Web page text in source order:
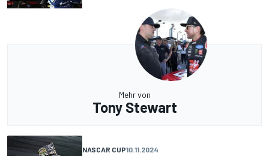
Mehr von
Tony Stewart
NASCAR CUP10.11.2024